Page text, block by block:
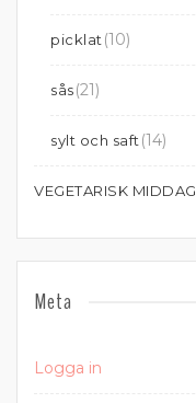
picklat (10)
sås(21)
sylt och saft (14)
VEGETARISK MIDDAG
Meta
Logga in